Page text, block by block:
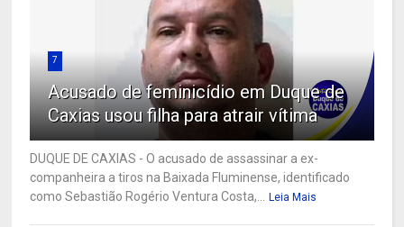
7
Acusado de feminicídio em Duque de
Caxias usou filha para atrair vítima
DUQUE DE CAXIAS - O acusado de assassinar a ex-
companheira a tiros na Baixada Fluminense, identificado
como Sebastião Rogério Ventura Costa,...
Leia Mais